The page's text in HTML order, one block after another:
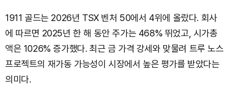
1911 골드는 2026년 TSX 벤처 50에서 4위에 올랐다. 회사
에 따르면 2025년 한 해 동안 주가는 468% 뛰었고, 시가총
액은 1026% 증가했다. 최근 금 가격 강세와 맞물려 트루 노스
프로젝트의 재가동 가능성이 시장에서 높은 평가를 받았다는
의미다.